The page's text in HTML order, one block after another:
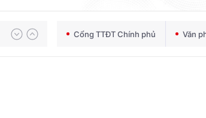
Cổng TTĐT Chính phủ Văn